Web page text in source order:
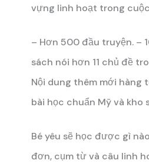
vựng linh hoạt trong
– Hơn 500 đầu truyện. –
sách nói hơn 11 chủ đề
Nội dung thêm mới hàng
bài học chuẩn Mỹ và kho
Bé yêu sẽ học được gì
đơn, cụm từ và câu linh